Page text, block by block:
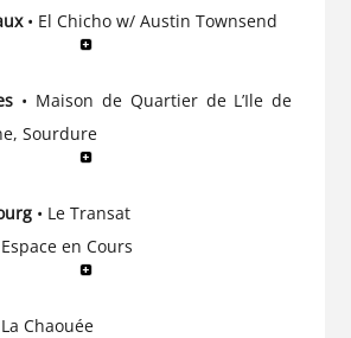
• El Chicho w/ Austin Townsend
• Maison de Quartier de L’Ile de
Sourdure
• Le Transat
en Cours
Chaouée